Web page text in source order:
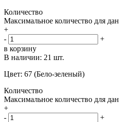
Количество
Максимальное количество для
+
-
+
в корзину
В наличии: 21 шт.
Цвет: 67 (Бело-зеленый)
Количество
Максимальное количество для
+
-
+